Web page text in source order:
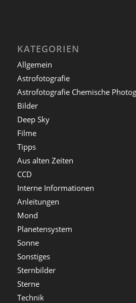
KATEGORIEN
Allgemein
Astrofotografie
Astrofotografie Chemische
Bilder
Deep Sky
Filme
Tipps
Aus alten Zeiten
CCD
Interne Informationen
Anleitungen
Mond
Planetensystem
Sonne
Sonstiges
Sternbilder
Sterne
Technik